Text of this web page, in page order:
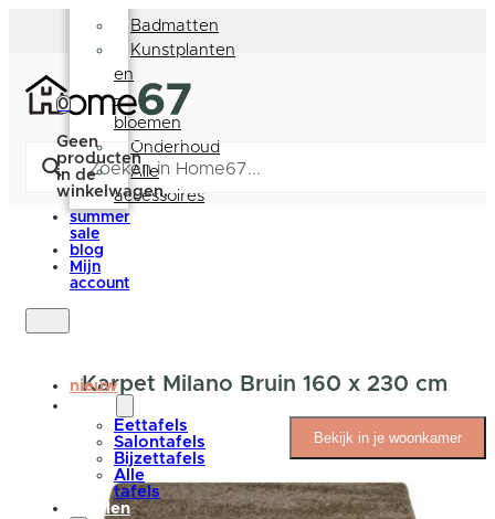
0
Geen
producten
in de
winkelwagen.
Badmatten
Kunstplanten
en
-
bloemen
Onderhoud
Alle
accessoires
summer
sale
blog
Mijn
account
nieuw
Eettafels
Salontafels
Bijzettafels
Alle
tafels
stoelen
Karpet Milano Bruin 160 x 230 cm
Bekijk in je woonkamer